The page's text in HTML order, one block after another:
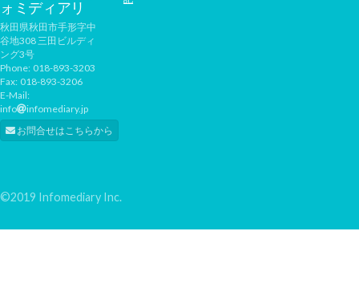
ォミディアリ
秋田県秋田市手形字中
谷地308 三田ビルディ
ング3号
Phone: 018-893-3203
Fax: 018-893-3206
E-Mail:
info
infomediary.jp
お問合せはこちらから
©2019 Infomediary Inc.